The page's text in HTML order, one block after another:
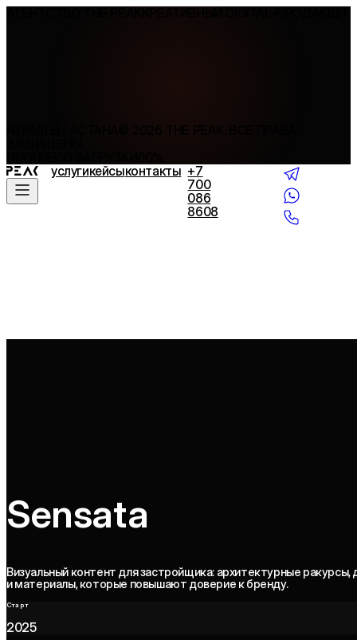
услугикейсыконтакты +7
700
086
8608
Sensata
Визуальный контент для застройщика: архитектурные ракурсы,
и материалы, которые повышают доверие к бренду.
Старт
2025